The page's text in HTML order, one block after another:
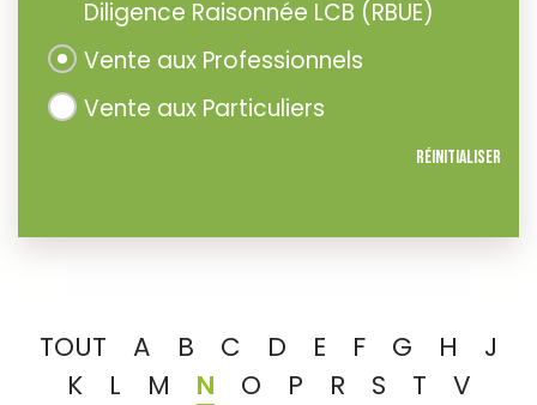
Diligence Raisonnée LCB (RBUE)
Vente aux Professionnels
Vente aux Particuliers
Réinitialiser
TOUT A B C D E F G H
J
K
L M N O P R S T V